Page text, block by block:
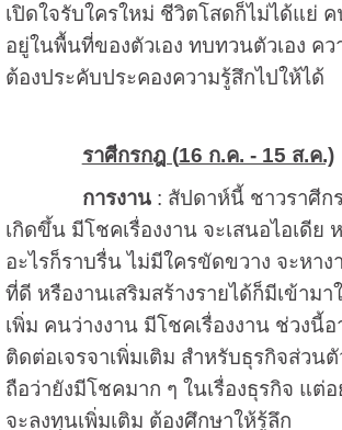
เปิดใจรับใครใหม่ ชีวิตโสดก็ไม่ได้แย่
อยู่ในพื้นที่ของตัวเอง ทบทวนตัวเอง ค
ต้องประคับประคองความรู้สึกไปให้ได้
ราศีกรกฎ (16 ก.ค. - 15 ส.ค.)
การงาน: สัปดาห์นี้ ชาวราศีก
เกิดขึ้น มีโชคเรื่องงาน จะเสนอไอเดีย
อะไรก็ราบรื่น ไม่มีใครขัดขวาง จะหา
ที่ดี หรืองานเสริมสร้างรายได้ก็มีเข้าม
เพิ่ม คนว่างงาน มีโชคเรื่องงาน ช่วงนี้
ติดต่อเจรจาเพิ่มเติม สำหรับธุรกิจส่วน
ถือว่ายังมีโชคมาก ๆ ในเรื่องธุรกิจ แต่
จะลงทุนเพิ่มเติม ต้องศึกษาให้รู้ลึก